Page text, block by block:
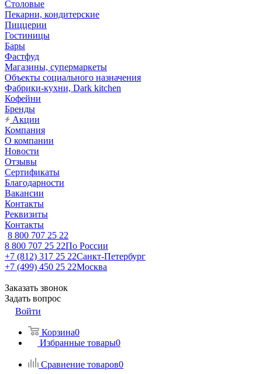
Столовые
Пекарни, кондитерские
Пиццерии
Гостиницы
Бары
Фастфуд
Магазины, супермаркеты
Объекты социального назначения
Фабрики-кухни, Dark kitchen
Кофейни
Бренды
Акции
Компания
О компании
Новости
Отзывы
Сертификаты
Благодарности
Вакансии
Контакты
Реквизиты
Контакты
8 800 707 25 22
8 800 707 25 22По России
+7 (812) 317 25 22Санкт-Петербург
+7 (499) 450 25 22Москва
Заказать звонок
Задать вопрос
Войти
Корзина0
Избранные товары0
Сравнение товаров0